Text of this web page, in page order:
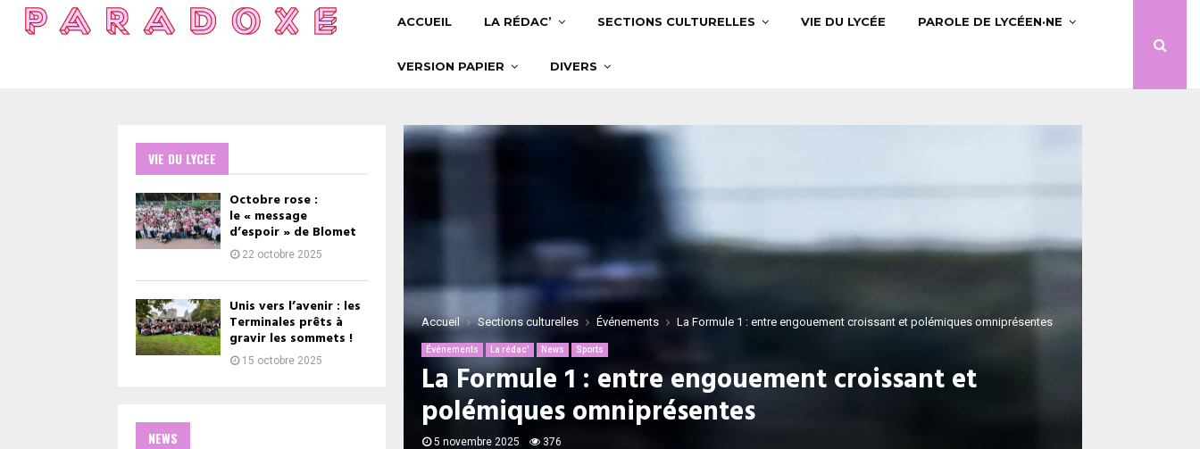
ACCUEIL LA RÉDAC’ SECTIONS CULTURELLES VIE DU LYCÉE PAROLE DE LYCÉEN·NE
VERSION PAPIER DIVERS
Accueil Sections culturelles Événements La Formule 1 : entre engouement croissant et polémiques omniprésentes
Événements La rédac' News Sports
La Formule 1 : entre engouement croissant et
polémiques omniprésentes
5 novembre 2025 376
VIE DU LYCEE
Octobre rose :
le « message
d’espoir » de Blomet
22 octobre 2025
Unis vers l’avenir : les
Terminales prêts à
gravir les sommets !
15 octobre 2025
NEWS